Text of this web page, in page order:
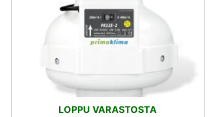
LOPPU VARASTOSTA